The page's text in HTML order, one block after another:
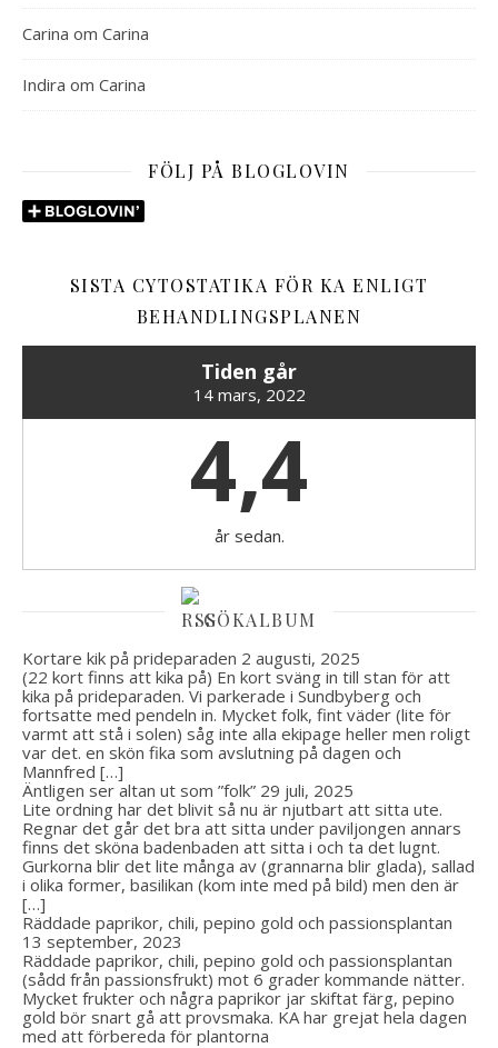
Carina om Carina
Indira om Carina
FÖLJ PÅ BLOGLOVIN
SISTA CYTOSTATIKA FÖR KA ENLIGT
BEHANDLINGSPLANEN
Tiden går
14 mars, 2022
4,4
år sedan.
GÖKALBUM
Kortare kik på prideparaden 2 augusti, 2025
(22 kort finns att kika på) En kort sväng in till stan för att
kika på prideparaden. Vi parkerade i Sundbyberg och
fortsatte med pendeln in. Mycket folk, fint väder (lite för
varmt att stå i solen) såg inte alla ekipage heller men roligt
var det. en skön fika som avslutning på dagen och
Mannfred […]
Äntligen ser altan ut som ”folk” 29 juli, 2025
Lite ordning har det blivit så nu är njutbart att sitta ute.
Regnar det går det bra att sitta under paviljongen annars
finns det sköna badenbaden att sitta i och ta det lugnt.
Gurkorna blir det lite många av (grannarna blir glada), sallad
i olika former, basilikan (kom inte med på bild) men den är
[…]
Räddade paprikor, chili, pepino gold och passionsplantan
13 september, 2023
Räddade paprikor, chili, pepino gold och passionsplantan
(sådd från passionsfrukt) mot 6 grader kommande nätter.
Mycket frukter och några paprikor jar skiftat färg, pepino
gold bör snart gå att provsmaka. KA har grejat hela dagen
med att förbereda för plantorna